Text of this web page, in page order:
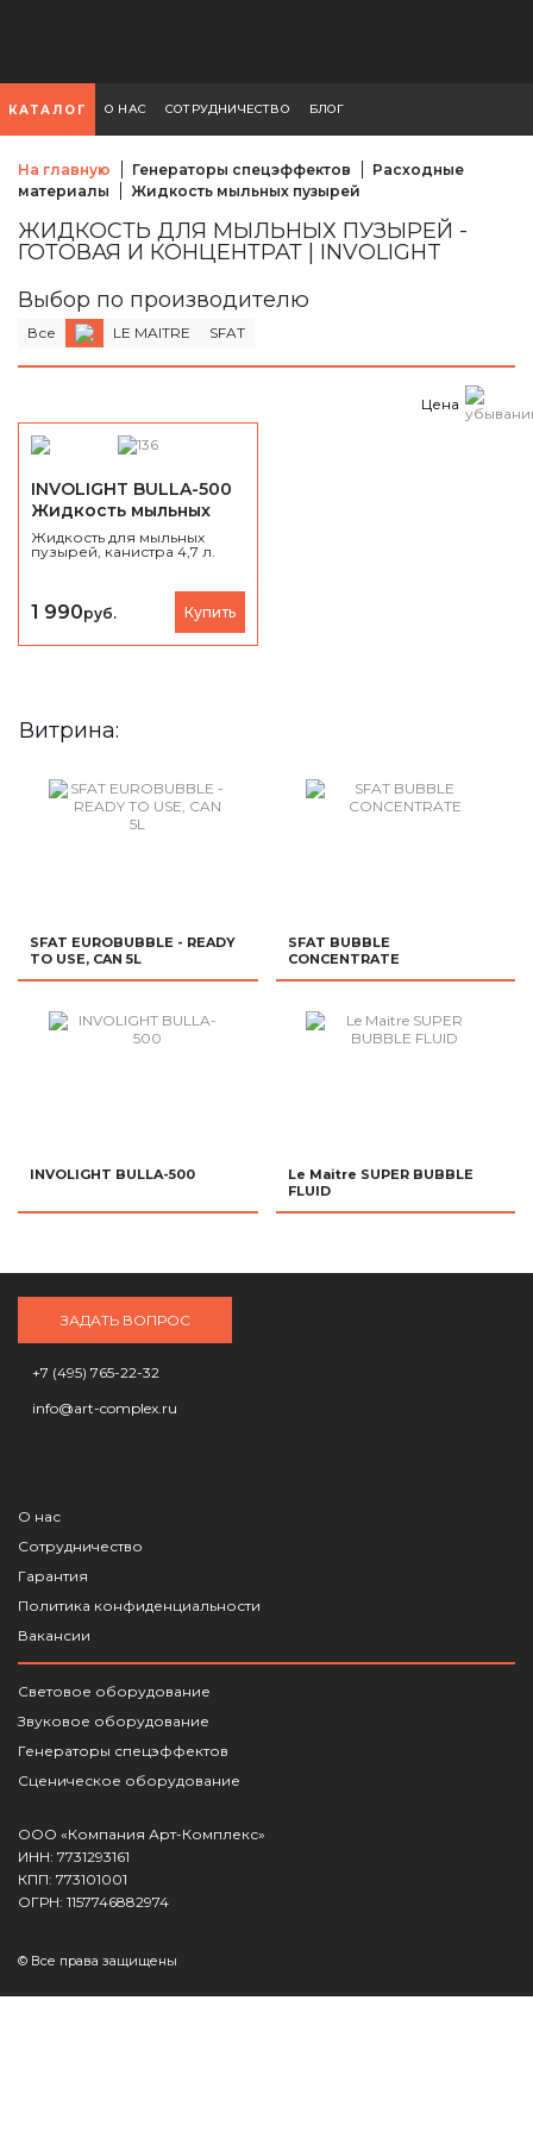
КАТАЛОГ О НАС СОТРУДНИЧЕСТВО БЛОГ
На главную Генераторы спецэффектов
Расходные
материалы
Жидкость мыльных пузырей
ЖИДКОСТЬ ДЛЯ МЫЛЬНЫХ ПУЗЫРЕЙ -
ГОТОВАЯ И КОНЦЕНТРАТ | INVOLIGHT
Выбор по производителю
Все LE MAITRE SFAT
Цена
INVOLIGHT BULLA-500
Жидкость мыльных
пузырей
Жидкость для мыльных
пузырей, канистра 4,7 л.
1 990руб. Купить
Витрина:
SFAT EUROBUBBLE - READY
TO USE, CAN 5L
SFAT BUBBLE
CONCENTRATE
INVOLIGHT BULLA-500
Le Maitre SUPER BUBBLE
FLUID
ЗАДАТЬ ВОПРОС
+7 (495) 765-22-32
info@art-complex.ru
О нас
Сотрудничество
Гарантия
Политика конфиденциальности
Вакансии
Световое оборудование
Звуковое оборудование
Генераторы спецэффектов
Сценическое оборудование
ООО «Компания Арт-Комплекс»
ИНН: 7731293161
КПП: 773101001
ОГРН: 1157746882974
© Все права защищены